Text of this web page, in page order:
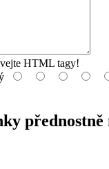
HTML tagy!
přednostně